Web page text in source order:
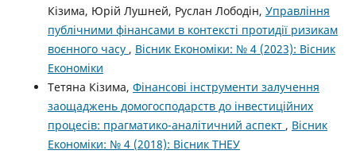
Кізима, Юрій Лушней, Руслан Лободін, Управління
публічними фінансами в контексті протидії ризикам
воєнного часу , Вісник Економіки: № 4 (2023): Вісник
Економіки
Тетяна Кізима, Фінансові інструменти залучення
заощаджень домогосподарств до інвестиційних
процесів: прагматико-аналітичний аспект , Вісник
Економіки: № 4 (2018): Вісник ТНЕУ